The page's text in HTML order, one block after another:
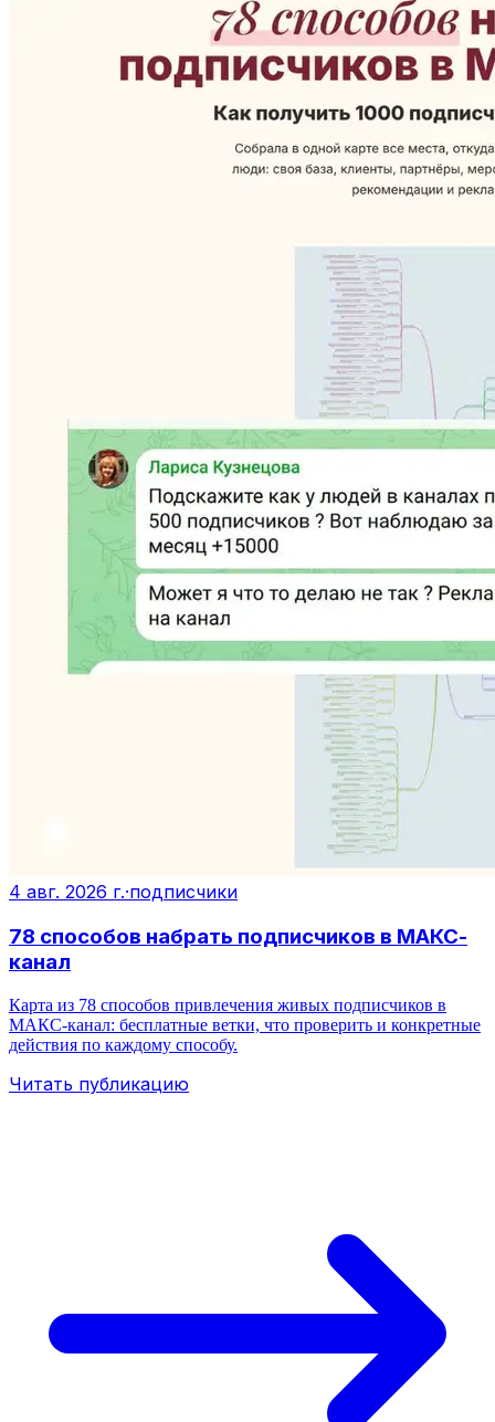
4 авг. 2026 г.·подписчики
78 способов набрать подписчиков в МАКС-
канал
Карта из 78 способов привлечения живых подписчиков в
МАКС‑канал: бесплатные ветки, что проверить и конкретные
действия по каждому способу.
Читать публикацию